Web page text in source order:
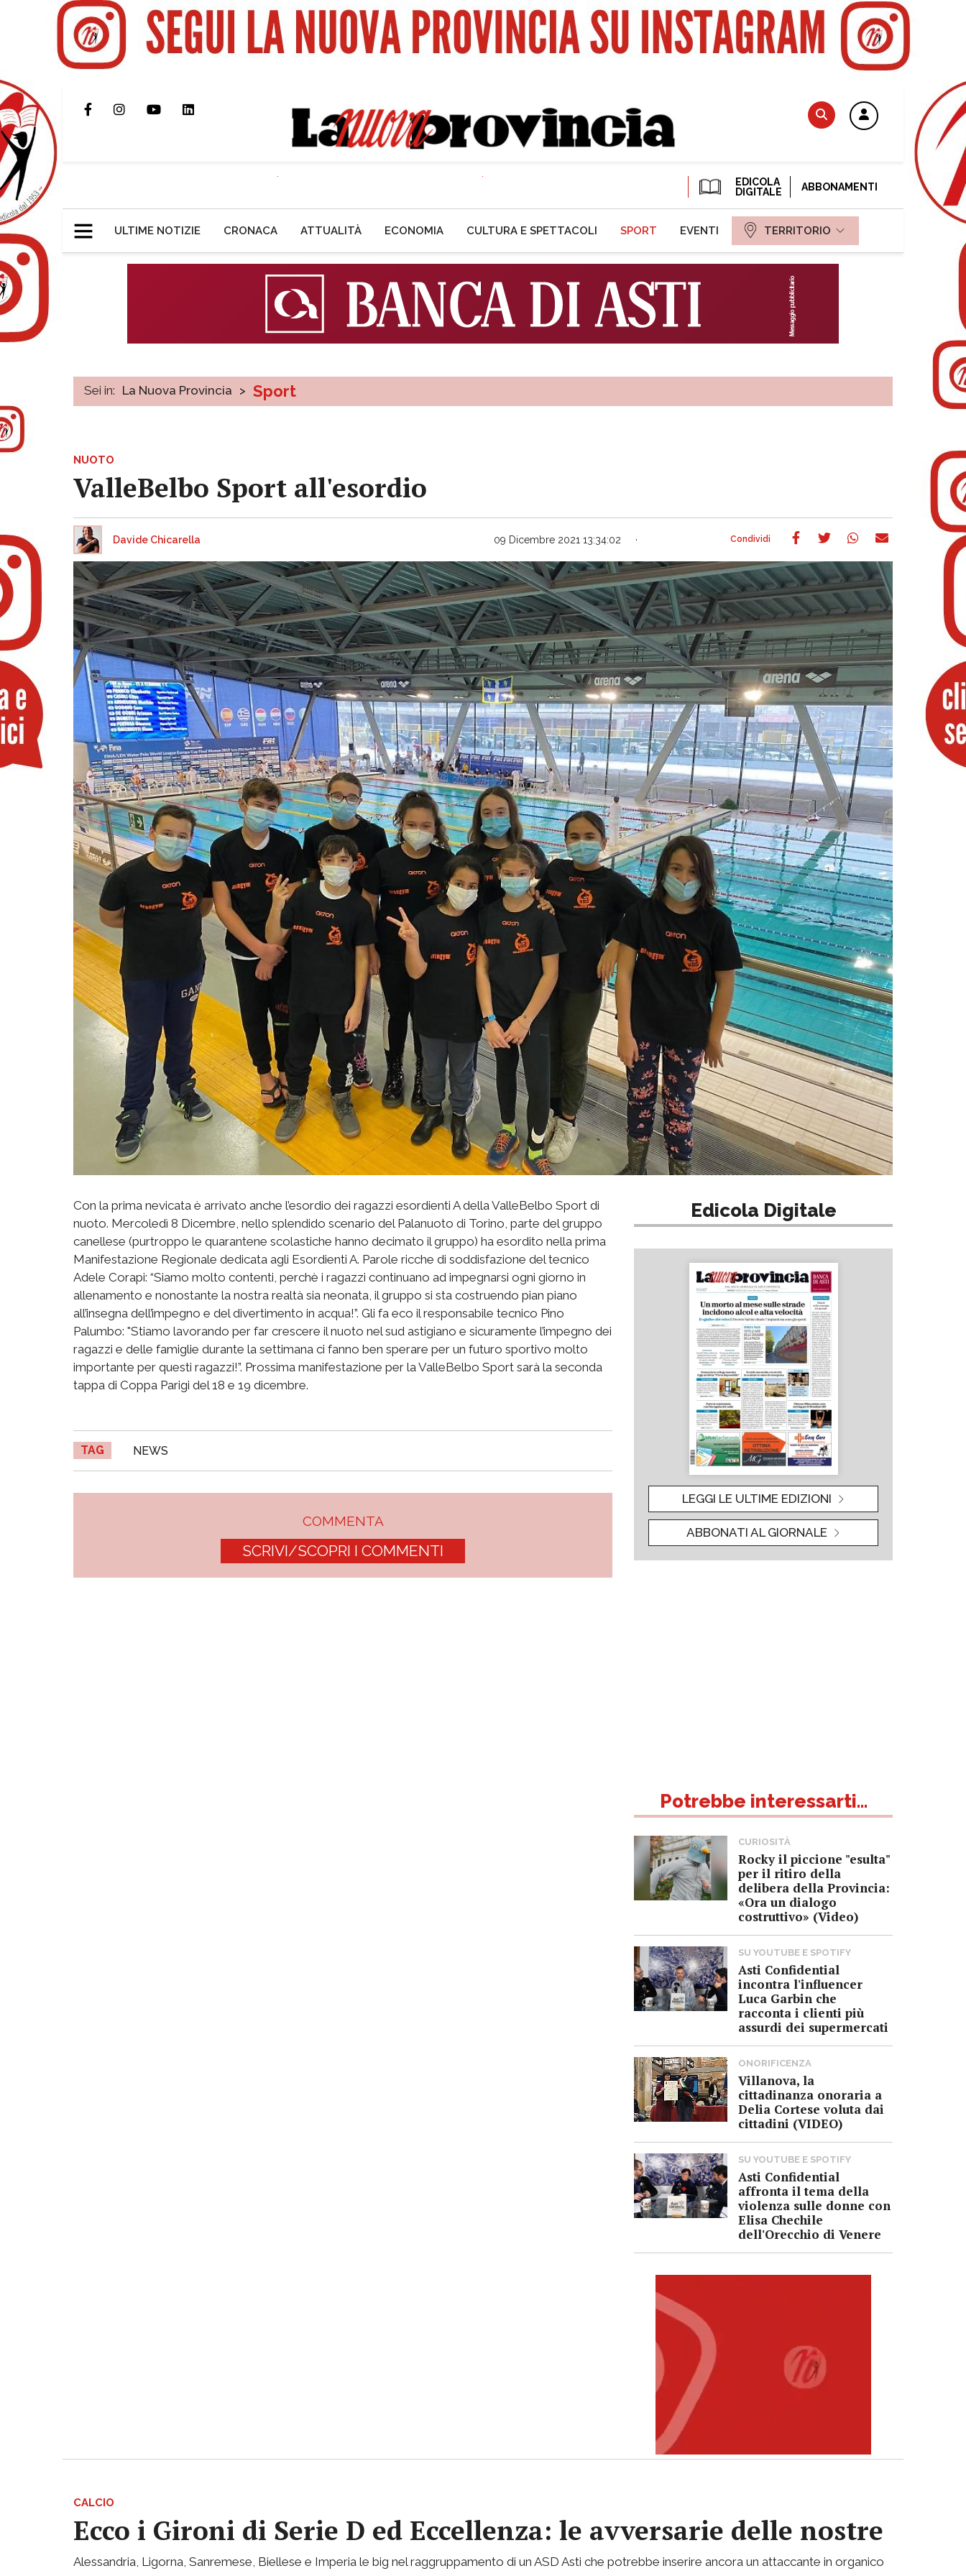
EDICOLA
DIGITALE
ABBONAMENTI
ULTIME NOTIZIE CRONACA ATTUALITÀ ECONOMIA CULTURA E SPETTACOLI SPORT EVENTI TERRITORIO
Sei in: La Nuova Provincia > Sport
NUOTO
ValleBelbo Sport all'esordio
Davide Chicarella 09 Dicembre 2021 13:34:02
Con la prima nevicata è arrivato anche l’esordio dei ragazzi esordienti A della ValleBelbo Sport di
nuoto. Mercoledì 8 Dicembre, nello splendido scenario del Palanuoto di Torino, parte del gruppo
canellese (purtroppo le quarantene scolastiche hanno decimato il gruppo) ha esordito nella prima
Manifestazione Regionale dedicata agli Esordienti A. Parole ricche di soddisfazione del tecnico
Adele Corapi: “Siamo molto contenti, perchè i ragazzi continuano ad impegnarsi ogni giorno in
allenamento e nonostante la nostra realtà sia neonata, il gruppo si sta costruendo pian piano
all’insegna dell’impegno e del divertimento in acqua!”. Gli fa eco il responsabile tecnico Pino
Palumbo: "Stiamo lavorando per far crescere il nuoto nel sud astigiano e sicuramente l’impegno dei
ragazzi e delle famiglie durante la settimana ci fanno ben sperare per un futuro sportivo molto
importante per questi ragazzi!”. Prossima manifestazione per la ValleBelbo Sport sarà la seconda
tappa di Coppa Parigi del 18 e 19 dicembre.
TAG NEWS
COMMENTA
SCRIVI/SCOPRI I COMMENTI
Edicola Digitale
LEGGI LE ULTIME EDIZIONI
ABBONATI AL GIORNALE
Potrebbe interessarti...
CURIOSITÀ
Rocky il piccione "esulta"
per il ritiro della
delibera della Provincia:
«Ora un dialogo
costruttivo» (Video)
SU YOUTUBE E SPOTIFY
Asti Confidential
incontra l'influencer
Luca Garbin che
racconta i clienti più
assurdi dei supermercati
ONORIFICENZA
Villanova, la
cittadinanza onoraria a
Delia Cortese voluta dai
cittadini (VIDEO)
SU YOUTUBE E SPOTIFY
Asti Confidential
affronta il tema della
violenza sulle donne con
Elisa Chechile
dell'Orecchio di Venere
CALCIO
Ecco i Gironi di Serie D ed Eccellenza: le avversarie delle nostre
Alessandria, Ligorna, Sanremese, Biellese e Imperia le big nel raggruppamento di un ASD Asti che potrebbe inserire ancora un attaccante in organico